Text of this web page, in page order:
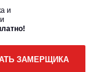
и
ЗАМЕРЩИКА